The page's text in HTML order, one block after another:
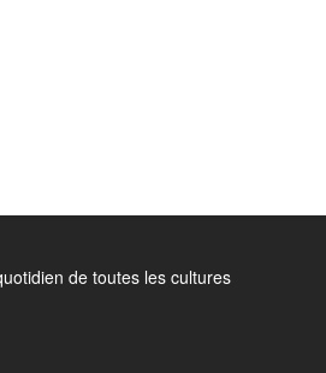
de toutes les cultures